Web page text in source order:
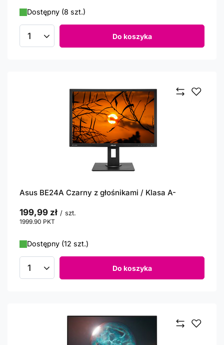
Dostępny (8 szt.)
Ilość produktów Do koszyka
Asus BE24A Czarny z głośnikami / Klasa A-
199,99 zł / szt.
1999.90 PKT
Dostępny (12 szt.)
Ilość produktów Do koszyka